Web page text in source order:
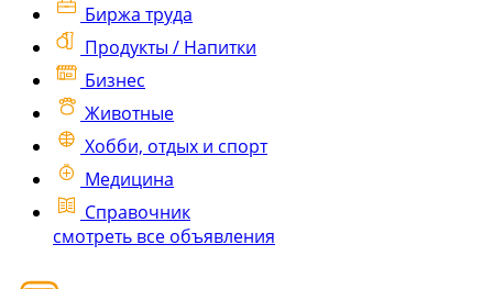
Биржа труда
Продукты / Напитки
Бизнес
Животные
Хобби, отдых и спорт
Медицина
Справочник
смотреть все объявления